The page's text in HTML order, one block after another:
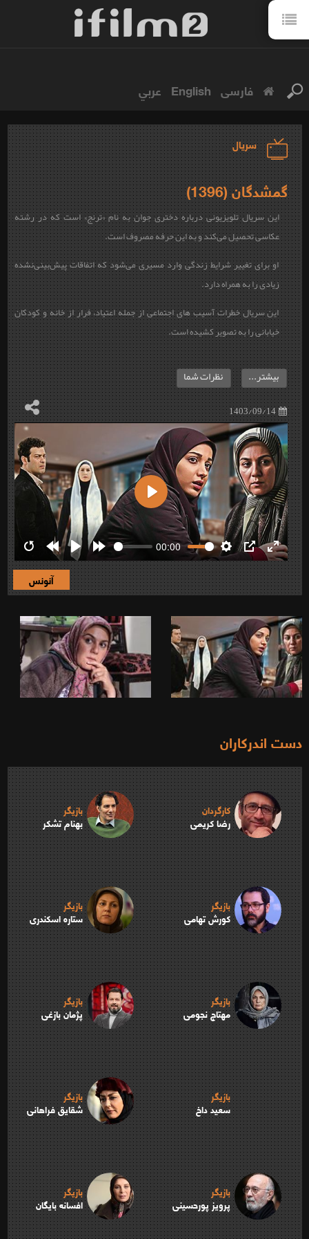
فارسی English عربي
سریال
گمشدگان (1396)
این سریال تلویزیونی درباره دختری جوان به نام «ترنج» است که در رشته
عکاسی تحصیل می‌کند و به این حرفه مصروف است.
او برای تغییر شرایط زندگی وارد مسیری می‌شود که اتفاقات پیش‌بینی‌نشده
زیادی را به همراه دارد.
این سریال خطرات آسیب های اجتماعی از جمله اعتیاد، فرار از خانه و كودكان
خیابانی را به تصویر کشیده است.
1403/09/14
بیشتر... نظرات شما
RestartRewind
10s
Play Forward
10s
00:00
Settings
PIP Enter
Play
آنونس
دست اندرکاران
کارگردان
رضا کریمی
بازیگر
بهنام تشکر
بازیگر
کورش تهامی
بازیگر
ستاره اسکندری
بازیگر
مهتاج نجومی
بازیگر
پژمان بازغی
بازیگر
سعید داخ
بازیگر
شقایق فراهانی
بازیگر
پرویز پورحسینی
بازیگر
افسانه بایگان